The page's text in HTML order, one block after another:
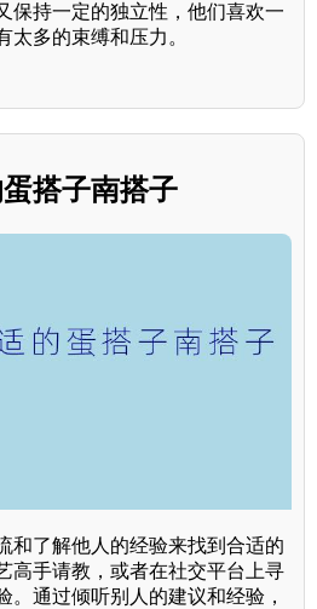
保持一定的独立性，他们喜欢一
太多的束缚和压力。
搭子南搭子
和了解他人的经验来找到合适的
高手请教，或者在社交平台上寻
。通过倾听别人的建议和经验，